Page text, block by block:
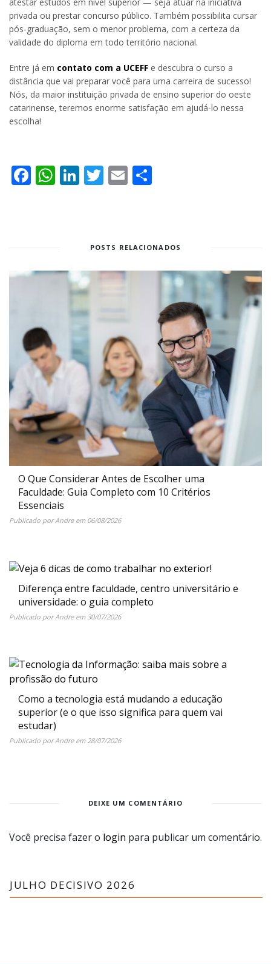
privada ou prestar concurso público. Também possibilita cursar
pós-graduação, sem o menor problema, com a certeza da
validade do diploma em todo território nacional.
Entre já em contato com a UCEFF e descubra o curso a
distância que vai preparar você para uma carreira de sucesso!
Nós, da maior instituição privada de ensino superior do oeste
catarinense, teremos enorme satisfação em ajudá-lo nessa
escolha!
Facebook
WhatsApp
LinkedIn
Twitter
Email
POSTS RELACIONADOS
O Que Considerar Antes de Escolher uma
Faculdade: Guia Completo com 10 Critérios
Essenciais
Publicado porAndreem 06/08/2026
Diferença entre faculdade, centro universitário e
universidade: o guia completo
Publicado porAndreem30/07/2026
Como a tecnologia está mudando a educação
superior (e o que isso significa para quem vai
estudar)
Publicado porAndreem28/07/2026
DEIXE UM COMENTÁRIO
Você precisa fazer o login para publicar um comentário.
JULHO DECISIVO 2026